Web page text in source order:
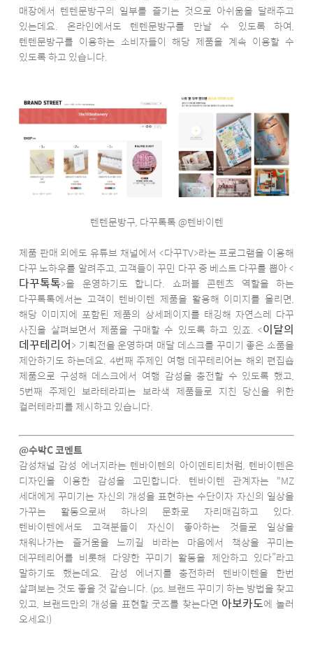
매장에서 텐텐문방구의 일부를 즐기는 것으로 아쉬움을 달래주고
있는데요. 온라인에서도 텐텐문방구를 만날 수 있도록 하여,
텐텐문방구를 이용하는 소비자들이 해당 제품을 계속 이용할 수
있도록 하고 있습니다.
텐텐문방구, 다꾸톡톡 @텐바이텐
제품 판매 외에도 유튜브 채널에서 <다꾸TV>라는 프로그램을 이용해
다꾸 노하우를 알려주고, 고객들이 꾸민 다꾸 중 베스트 다꾸를 뽑아 <
다꾸톡톡>을 운영하기도 합니다. 쇼퍼블 콘텐츠 역할을 하는
다꾸톡톡에서는 고객이 텐바이텐 제품을 활용해 이미지를 올리면,
해당 이미지에 포함된 제품의 상세페이지를 태깅해 자연스레 다꾸
사진을 살펴보면서 제품을 구매할 수 있도록 하고 있죠. <이달의
데꾸테리어> 기획전을 운영하며 매달 데스크를 꾸미기 좋은 소품을
제안하기도 하는데요. 4번째 주제인 여행 데꾸테리어는 해외 편집숍
제품으로 구성해 데스크에서 여행 감성을 충전할 수 있도록 했고,
5번째 주제인 보라테라피는 보라색 제품들로 지친 당신을 위한
컬러테라피를 제시하고 있습니다.
@수박C 코멘트
감성채널 감성 에너지라는 텐바이텐의 아이덴티티처럼, 텐바이텐은
디자인을 이용한 감성을 고민합니다. 텐바이텐 관계자는 "MZ
세대에게 꾸미기는 자신의 개성을 표현하는 수단이자 자신의 일상을
가꾸는 활동으로써 하나의 문화로 자리매김하고 있다.
텐바이텐에서도 고객분들이 자신이 좋아하는 것들로 일상을
채워나가는 즐거움을 느끼길 바라는 마음에서 책상을 꾸미는
데꾸테리어를 비롯해 다양한 꾸미기 활동을 제안하고 있다”라고
말하기도 했는데요. 감성 에너지를 충전하러 텐바이텐을 한번
살펴보는 것도 좋을 것 같습니다. (ps. 브랜드 꾸미기 하는 방법을 찾고
있고, 브랜드만의 개성을 표현할 굿즈를 찾는다면 아보카도에 놀러
오세요!)